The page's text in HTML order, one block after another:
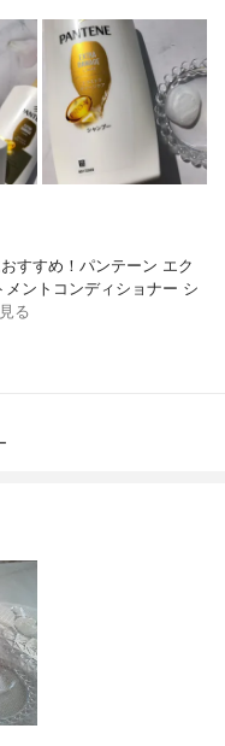
すすめ！パンテーン エク
ントコンディショナー シ
る